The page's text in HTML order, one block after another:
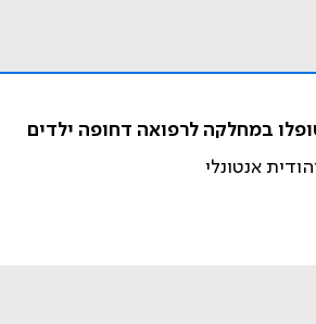
במחלקה לרפואה דחופה ילדים
אנטונלי